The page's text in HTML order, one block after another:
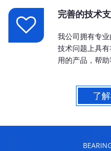
完善的技术
我公司拥有专
技术问题上具
用的产品，帮助
了